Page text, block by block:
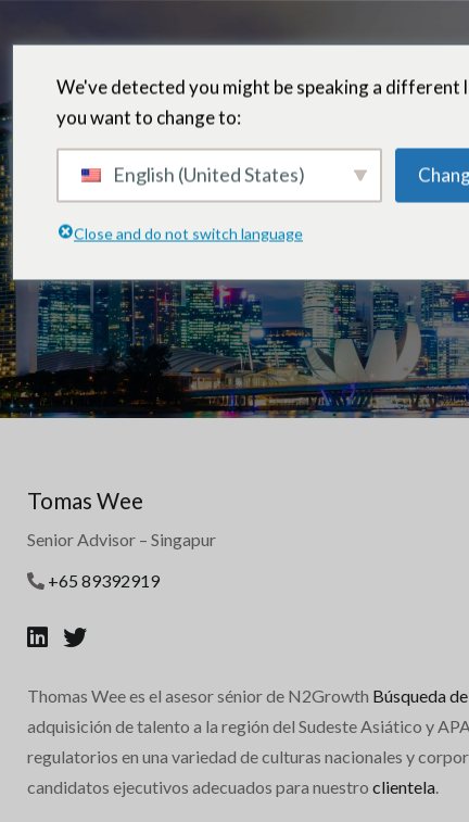
Tomas
Tomas Wee
Senior Advisor– Singapur
+65 89392919
Thomas Wee es el asesor sénior de N2Growth Búsqueda
adquisición de talento a la región del Sudeste Asiático y
regulatorios en una variedad de culturas nacionales y
candidatos ejecutivos adecuados para nuestro clientela.
We've detected you might be speaking a different
you want to change to:
English (United States)
Close and do not switch language